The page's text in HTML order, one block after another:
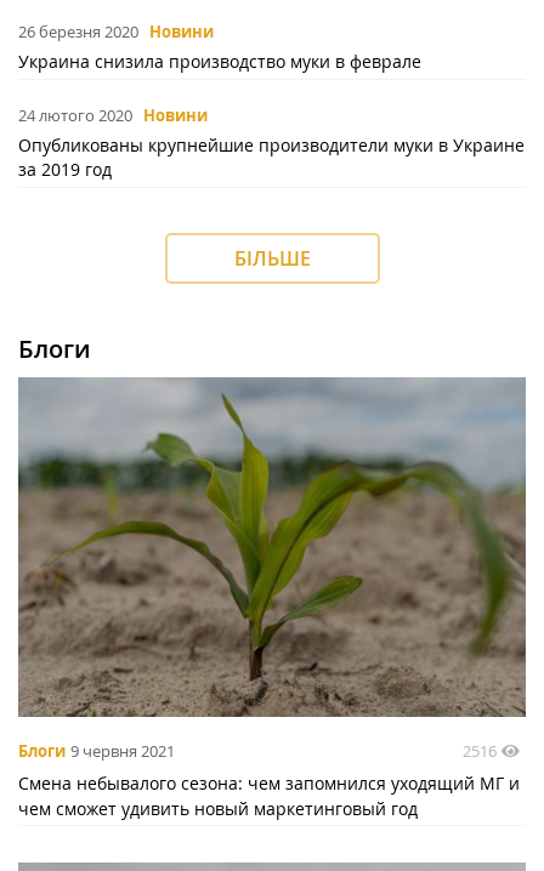
26 березня 2020 Новини
Украина снизила производство муки в феврале
24 лютого 2020 Новини
Опубликованы крупнейшие производители муки в Украине
за 2019 год
БІЛЬШЕ
Блоги
Блоги 9 червня 2021 2516
Смена небывалого сезона: чем запомнился уходящий МГ и
чем сможет удивить новый маркетинговый год